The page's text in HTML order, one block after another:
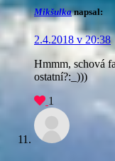
Mikšulka napsal:
2.4.2018 v 20:38
Hmmm, schová
ostatní?:_)))
1